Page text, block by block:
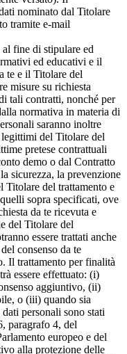
nominato dal Titolare
tramite e-mail
fine di stipulare ed
ed educativi e il
te e il Titolare del
misure su richiesta
tali contratti, nonché per
normativa in materia di
saranno inoltre
del Titolare del
pretese contrattuali
demo o dal Contratto
sicurezza, la prevenzione
del trattamento e
sopra specificati, ove
da te ricevuta e
del Titolare del
essere trattati anche
consenso da te
Il trattamento per finalità
essere effettuato: (i)
aggiuntivo, (ii)
o (iii) quando sia
personali sono stati
paragrafo 4, del
europeo e del
alla protezione delle